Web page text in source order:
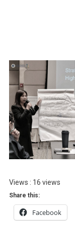
Views : 16 views
Share this:
Facebook